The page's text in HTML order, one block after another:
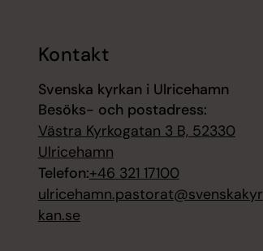
Kontakt
Svenska kyrkan i Ulricehamn
Besöks- och postadress:
Västra Kyrkogatan 3 B, 52330
Ulricehamn
Telefon:+46 321 17100
ulricehamn.pastorat@svenskakyr
kan.se